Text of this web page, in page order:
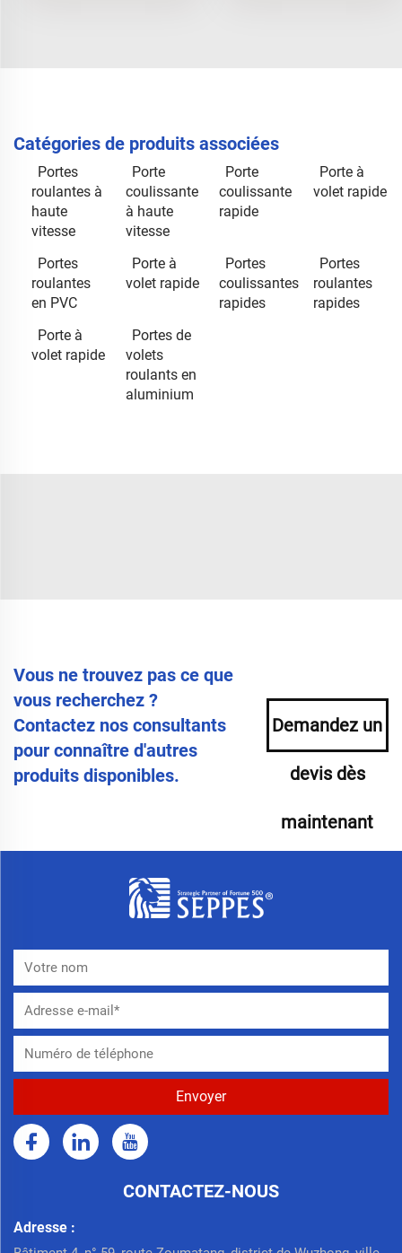
Catégories de produits associées
Portes
roulantes à
haute
vitesse
Porte
coulissante
à haute
vitesse
Porte
coulissante
rapide
Porte à
volet rapide
Portes
roulantes
en PVC
Porte à
volet rapide
Portes
coulissantes
rapides
Portes
roulantes
rapides
Porte à
volet rapide
Portes de
volets
roulants en
aluminium
Vous ne trouvez pas ce que
vous recherchez ?
Contactez nos consultants
pour connaître d'autres
produits disponibles.
Demandez un
devis dès
maintenant
CONTACTEZ-NOUS
Adresse :